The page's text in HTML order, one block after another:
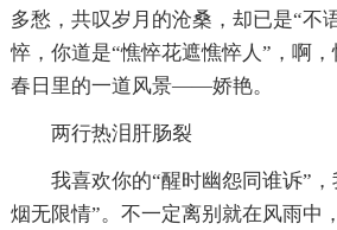
多愁，共叹岁月的沧桑，却已是“不
悴，你道是“憔悴花遮憔悴人”，啊
春日里的一道风景——娇艳。
两行热泪肝肠裂
我喜欢你的“醒时幽怨同谁诉”
烟无限情”。不一定离别就在风雨中